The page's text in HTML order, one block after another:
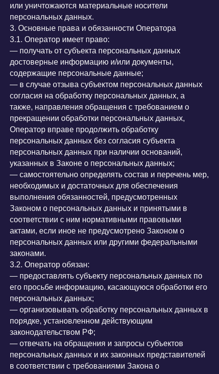
или уничтожаются материальные носители
персональных данных.
3. Основные права и обязанности Оператора
3.1. Оператор имеет право:
— получать от субъекта персональных данных
достоверные информацию и/или документы,
содержащие персональные данные;
— в случае отзыва субъектом персональных данных
согласия на обработку персональных данных, а
также, направления обращения с требованием о
прекращении обработки персональных данных,
Оператор вправе продолжить обработку
персональных данных без согласия субъекта
персональных данных при наличии оснований,
указанных в Законе о персональных данных;
— самостоятельно определять состав и перечень мер,
необходимых и достаточных для обеспечения
выполнения обязанностей, предусмотренных
Законом о персональных данных и принятыми в
соответствии с ним нормативными правовыми
актами, если иное не предусмотрено Законом о
персональных данных или другими федеральными
законами.
3.2. Оператор обязан:
— предоставлять субъекту персональных данных по
его просьбе информацию, касающуюся обработки его
персональных данных;
— организовывать обработку персональных данных в
порядке, установленном действующим
законодательством РФ;
— отвечать на обращения и запросы субъектов
персональных данных и их законных представителей
в соответствии с требованиями Закона о